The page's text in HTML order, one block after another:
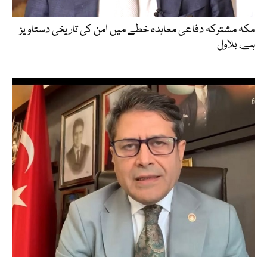
مکہ مشترکہ دفاعی معاہدہ خطے میں امن کی تاریخی دستاویز
ہے، بلاول